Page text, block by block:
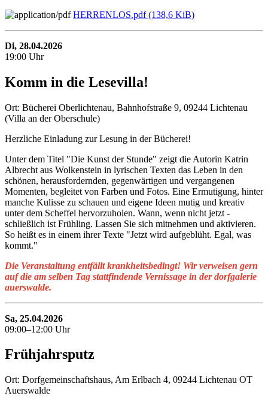
HERRENLOS.pdf(138,6 KiB)
Di, 28.04.2026
19:00 Uhr
Komm in die Lesevilla!
Ort: Bücherei Oberlichtenau, Bahnhofstraße 9, 09244 Lichtenau
(Villa an der Oberschule)
Herzliche Einladung zur Lesung in der Bücherei!
Unter dem Titel "Die Kunst der Stunde" zeigt die Autorin Katrin
Albrecht aus Wolkenstein in lyrischen Texten das Leben in den
schönen, herausfordernden, gegenwärtigen und vergangenen
Momenten, begleitet von Farben und Fotos. Eine Ermutigung, hinter
manche Kulisse zu schauen und eigene Ideen mutig und kreativ
unter dem Scheffel hervorzuholen. Wann, wenn nicht jetzt -
schließlich ist Frühling. Lassen Sie sich mitnehmen und aktivieren.
So heißt es in einem ihrer Texte "Jetzt wird aufgeblüht. Egal, was
kommt."
Die Veranstaltung entfällt krankheitsbedingt! Wir verweisen gern
auf die am selben Tag stattfindende Vernissage in der dorfgalerie
auerswalde.
Sa, 25.04.2026
09:00–12:00 Uhr
Frühjahrsputz
Ort: Dorfgemeinschaftshaus, Am Erlbach 4, 09244 Lichtenau OT
Auerswalde